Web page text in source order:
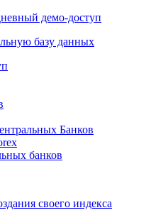
демо-доступ
базу данных
Банков
банков
своего индекса